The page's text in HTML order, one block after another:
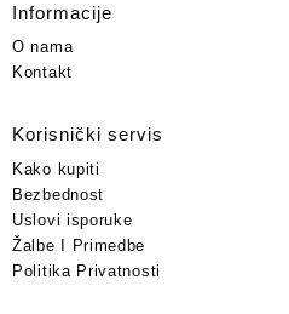
Informacije
O nama
Kontakt
Korisnički servis
Kako kupiti
Bezbednost
Uslovi isporuke
Žalbe I Primedbe
Politika Privatnosti